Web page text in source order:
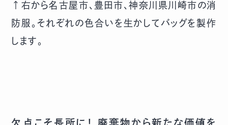
↑右から名古屋市、豊田市、神奈川県川崎市の消
防服。それぞれの色合いを生かしてバッグを製作
します。
欠点こそ長所に！ 廃棄物から新たな価値を